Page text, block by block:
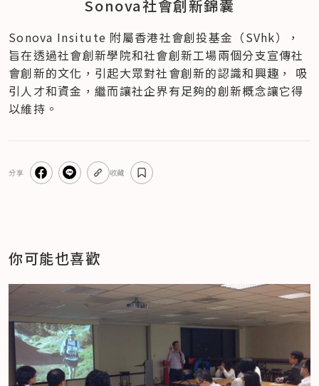
Sonova社會創新錦囊
Sonova Insitute 附屬香港社會創投基金（SVhk），
旨在透過社會創新學院和社會創新工場兩個分支宣傳社
會創新的文化，引起大眾對社會創新的認識和興趣， 吸
引人才和資金，繼而讓社企界有足夠的創新概念讓它得
以維持。
分享 收藏
你可能也喜歡